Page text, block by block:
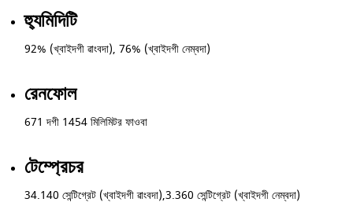
হ্যুমিদিটি
92% (খ্বাইদগী ৱাংবদা), 76% (খ্বাইদগী নেম্বদা)
রেনফোল
671 দগী 1454 মিলিমিটর ফাওবা
টেম্প্রেচর
34.140 সেন্টিগ্রেট (খ্বাইদগী ৱাংবদা),3.360 সেন্টিগ্রেট (খ্বাইদগী নেম্বদা)